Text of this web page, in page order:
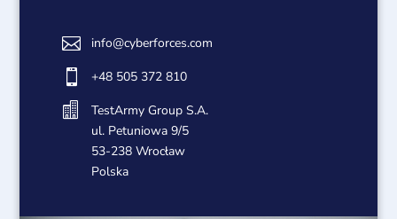
 info@cyberforces.com
 +48 505 372 810

TestArmy Group S.A.
ul. Petuniowa 9/5
53-238 Wrocław
Polska